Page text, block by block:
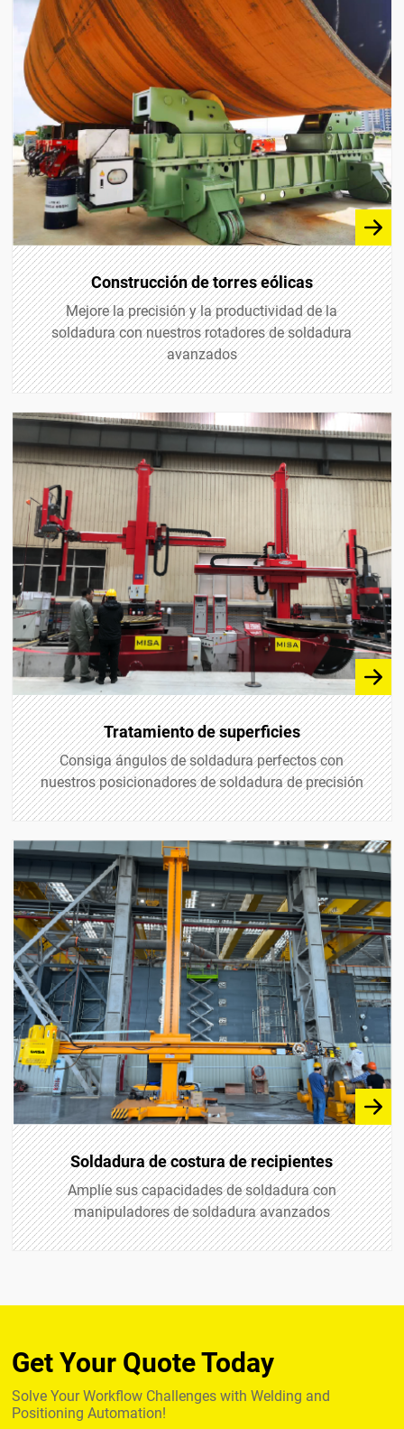
Serie K11
Máquina de soldadura de costura longitudinal
Construcción de torres eólicas
Mejore la precisión y la productividad de la
soldadura con nuestros rotadores de soldadura
avanzados
Tratamiento de superficies
Consiga ángulos de soldadura perfectos con
nuestros posicionadores de soldadura de precisión
Soldadura de costura de recipientes
Amplíe sus capacidades de soldadura con
manipuladores de soldadura avanzados
Get Your Quote Today
Solve Your Workflow Challenges with Welding and
Positioning Automation!